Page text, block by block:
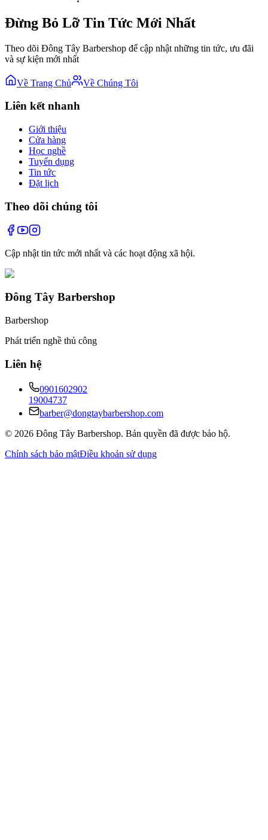
Đừng Bỏ Lỡ Tin Tức Mới Nhất
Theo dõi Đông Tây Barbershop để cập nhật những tin tức, ưu đãi
và sự kiện mới nhất
Về Trang Chủ Về Chúng Tôi
Liên kết nhanh
Giới thiệu
Cửa hàng
Học nghề
Tuyển dụng
Tin tức
Đặt lịch
Theo dõi chúng tôi
Cập nhật tin tức mới nhất và các hoạt động xã hội.
Đông Tây Barbershop
Barbershop
Phát triển nghề thủ công
Liên hệ
0901602902
19004737
barber@dongtaybarbershop.com
© 2026 Đông Tây Barbershop. Bản quyền đã được bảo hộ.
Chính sách bảo mậtĐiều khoản sử dụng